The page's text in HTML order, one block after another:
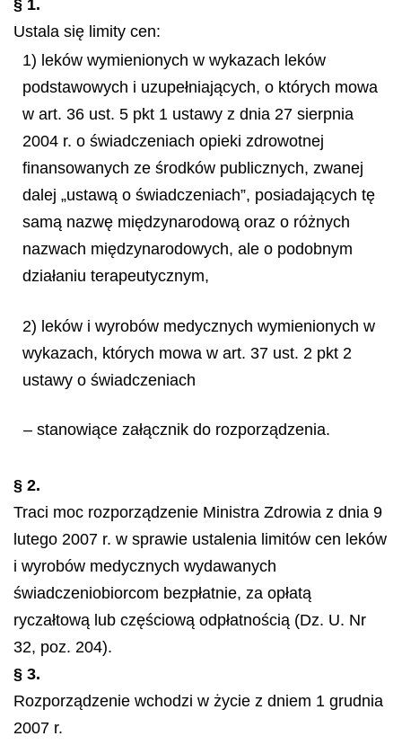
§ 1.
Ustala się limity cen:
1) leków wymienionych w wykazach leków
podstawowych i uzupełniających, o których mowa
w art. 36 ust. 5 pkt 1 ustawy z dnia 27 sierpnia
2004 r. o świadczeniach opieki zdrowotnej
finansowanych ze środków publicznych, zwanej
dalej „ustawą o świadczeniach”, posiadających tę
samą nazwę międzynarodową oraz o różnych
nazwach międzynarodowych, ale o podobnym
działaniu terapeutycznym,
2) leków i wyrobów medycznych wymienionych w
wykazach, których mowa w art. 37 ust. 2 pkt 2
ustawy o świadczeniach
– stanowiące załącznik do rozporządzenia.
§ 2.
Traci moc rozporządzenie Ministra Zdrowia z dnia 9
lutego 2007 r. w sprawie ustalenia limitów cen leków
i wyrobów medycznych wydawanych
świadczeniobiorcom bezpłatnie, za opłatą
ryczałtową lub częściową odpłatnością (Dz. U. Nr
32, poz. 204).
§ 3.
Rozporządzenie wchodzi w życie z dniem 1 grudnia
2007 r.